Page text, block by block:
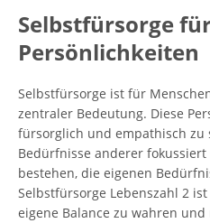
Selbstfürsorge
Persönlichkeiten
Selbstfürsorge ist für
zentraler Bedeutung. Diese
fürsorglich und empathisch zu
Bedürfnisse anderer
bestehen, die eigenen
Selbstfürsorge Lebenszahl 2
eigene Balance zu wahren